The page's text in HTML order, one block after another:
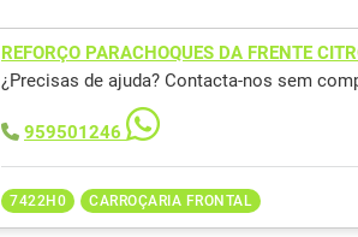
REFORÇO PARACHOQUES DA FRENTE
¿Precisas de ajuda? Contacta-nos sem
959501246
7422H0 CARROÇARIA FRONTAL